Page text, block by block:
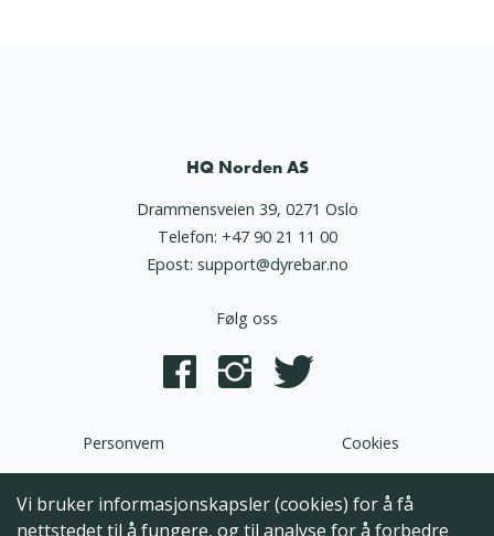
HQ Norden AS
Drammensveien 39, 0271 Oslo
Telefon: +47 90 21 11 00
Epost: support@dyrebar.no
Følg oss
Personvern Cookies
Dyrebar.no er en del av HQ Norden AS. Programvaren,
brukergrensesnittet og alt innhold på denne hjemmesiden er
Vi bruker informasjonskapsler (cookies) for å få
nettstedet til å fungere, og til analyse for å forbedre